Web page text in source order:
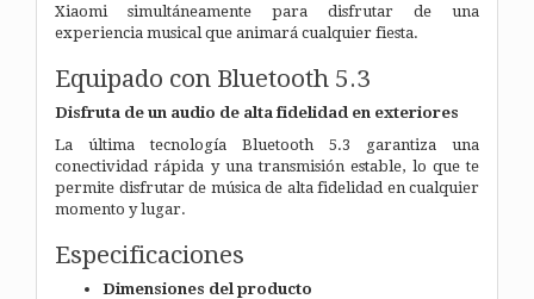
Xiaomi simultáneamente para disfrutar de una
experiencia musical que animará cualquier fiesta.
Equipado con Bluetooth 5.3
Disfruta de un audio de alta fidelidad en exteriores
La última tecnología Bluetooth 5.3 garantiza una
conectividad rápida y una transmisión estable, lo que te
permite disfrutar de música de alta fidelidad en cualquier
momento y lugar.
Especificaciones
Dimensiones del producto